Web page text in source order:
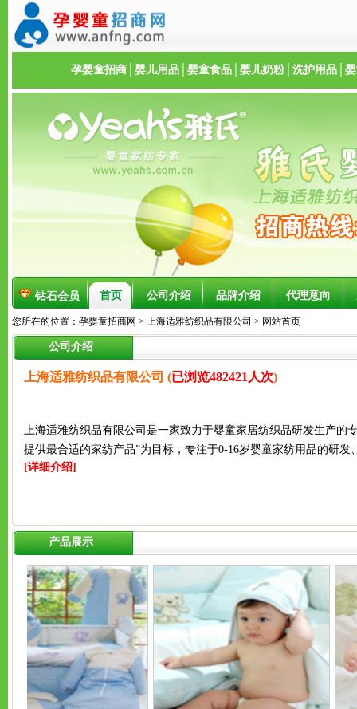
孕婴童招商 婴儿用品 婴童食品 婴儿奶粉│ 洗护用品
钻石会员 首页 公司介绍 品牌介绍 代理意向
您所在的位置： 孕婴童招商网 > 上海适雅纺织品有限公司 > 网站首页
公司介绍
上海适雅纺织品有限公司 (已浏览482421人次)
上海适雅纺织品有限公司是一家致力于婴童家居纺织品研发生产的
提供最合适的家纺产品”为目标，专注于0-16岁婴童家纺用品的研
[详细介绍]
产品展示